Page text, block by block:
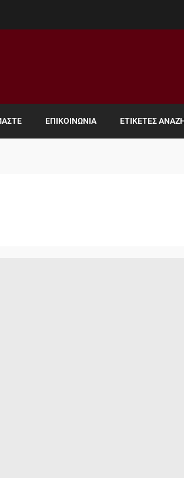
ΕΠΙΚΟΙΝΩΝΊΑ ΕΤΙΚΈΤΕΣ